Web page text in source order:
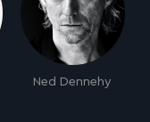
Ned Dennehy